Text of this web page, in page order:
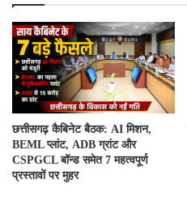
छत्तीसगढ़ कैबिनेट बैठक: AI मिशन,
BEML प्लांट, ADB ग्रांट और
CSPGCL बॉन्ड समेत 7 महत्वपूर्ण
प्रस्तावों पर मुहर